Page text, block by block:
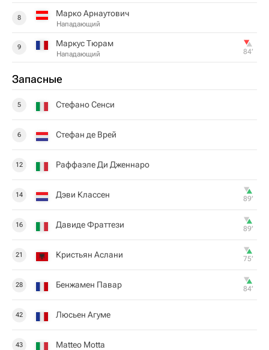
8 Марко Арнаутович
Нападающий
9 Маркус Тюрам
Нападающий 84‎’‎
Запасные
5 Стефано Сенси
6 Стефан де Врей
12 Раффаэле Ди Дженнаро
14 Дэви Классен 89‎’‎
16 Давиде Фраттези 89‎’‎
21 Кристьян Аслани 75‎’‎
28 Бенжамен Павар 84‎’‎
42 Люсьен Агуме
43 Matteo Motta